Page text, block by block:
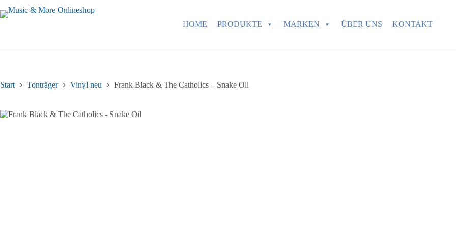
Inhalt
HOME PRODUKTE MARKEN ÜBER UNS KONTAKT
Start Tonträger Vinyl neu Frank Black & The Catholics – Snake Oil